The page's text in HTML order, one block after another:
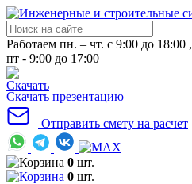
Работаем пн. – чт. с 9:00 до 18:00 ,
пт - 9:00 до 17:00
Скачать презентацию
Отправить смету на расчет
0 шт.
0 шт.